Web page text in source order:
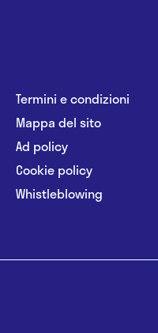
Termini e condizioni
Mappa del sito
Ad policy
Cookie policy
Whistleblowing